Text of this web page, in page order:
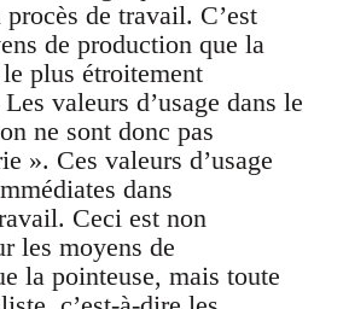
de travail. C’est
de production que la
plus étroitement
valeurs d’usage dans le
ne sont donc pas
». Ces valeurs d’usage
dans
Ceci est non
les moyens de
la pointeuse, mais toute